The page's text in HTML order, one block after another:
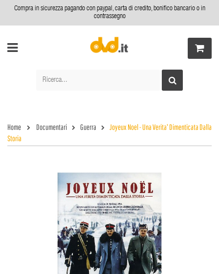
Compra in sicurezza pagando con paypal, carta di credito, bonifico bancario o in
contrassegno
Home Documentari Guerra
Joyeux Noel - Una Verita' Dimenticata Dalla
Storia